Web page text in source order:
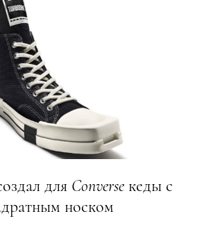
для Converse кеды с
носком